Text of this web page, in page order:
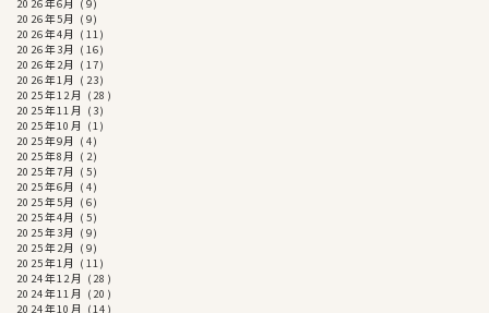
2026年6月
(9)
2026年5月 (9)
2026年4月 (11)
2026年3月 (16)
2026年2月 (17)
2026年1月 (23)
2025年12月 (28)
2025年11月 (3)
2025年10月 (1)
2025年9月 (4)
2025年8月 (2)
2025年7月 (5)
2025年6月 (4)
2025年5月 (6)
2025年4月 (5)
2025年3月 (9)
2025年2月 (9)
2025年1月 (11)
2024年12月 (28)
2024年11月 (20)
2024年10月 (14)